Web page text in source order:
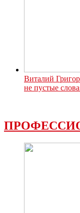
Виталий
не пустые